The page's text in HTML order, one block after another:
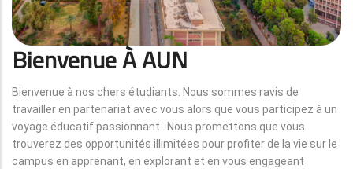
Bienvenue À AUN
Bienvenue à nos chers étudiants. Nous sommes ravis de
travailler en partenariat avec vous alors que vous participez à un
voyage éducatif passionnant . Nous promettons que vous
trouverez des opportunités illimitées pour profiter de la vie sur le
campus en apprenant, en explorant et en vous engageant